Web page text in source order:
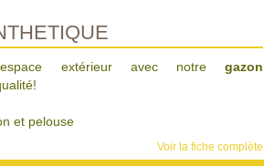
extérieur avec notre gazon
et pelouse
Voir la fiche complète